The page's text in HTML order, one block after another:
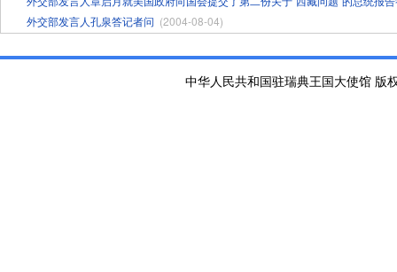
外交部发言人孔泉答记者问 (2004-08-04)
中华人民共和国驻瑞典王国大使馆 版